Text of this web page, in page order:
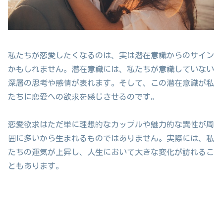
私たちが恋愛したくなるのは、実は潜在意識からのサイン
かもしれません。潜在意識には、私たちが意識していない
深層の思考や感情が表れます。そして、この潜在意識が私
たちに恋愛への欲求を感じさせるのです。
恋愛欲求はただ単に理想的なカップルや魅力的な異性が周
囲に多いから生まれるものではありません。実際には、私
たちの運気が上昇し、人生において大きな変化が訪れるこ
ともあります。